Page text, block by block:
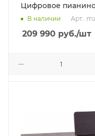
Цифровое пианино
В наличии Арт.:
209 990 руб./шт